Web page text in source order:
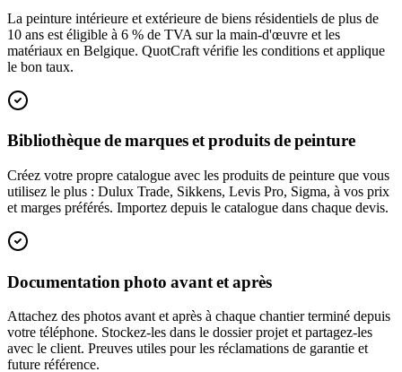
La peinture intérieure et extérieure de biens résidentiels de plus de
10 ans est éligible à 6 % de TVA sur la main-d'œuvre et les
matériaux en Belgique. QuotCraft vérifie les conditions et applique
le bon taux.
Bibliothèque de marques et produits de peinture
Créez votre propre catalogue avec les produits de peinture que vous
utilisez le plus : Dulux Trade, Sikkens, Levis Pro, Sigma, à vos prix
et marges préférés. Importez depuis le catalogue dans chaque devis.
Documentation photo avant et après
Attachez des photos avant et après à chaque chantier terminé depuis
votre téléphone. Stockez-les dans le dossier projet et partagez-les
avec le client. Preuves utiles pour les réclamations de garantie et
future référence.